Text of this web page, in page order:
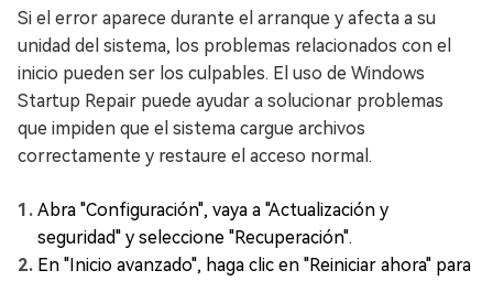
Si el error aparece durante el arranque y afecta a su
unidad del sistema, los problemas relacionados con el
inicio pueden ser los culpables. El uso de Windows
Startup Repair puede ayudar a solucionar problemas
que impiden que el sistema cargue archivos
correctamente y restaure el acceso normal.
Abra "Configuración", vaya a "Actualización y
seguridad" y seleccione "Recuperación".
En "Inicio avanzado", haga clic en "Reiniciar ahora" para